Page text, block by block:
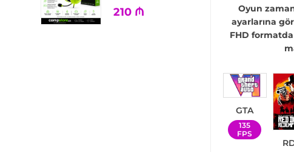
210 ₼ Oyun
ayarlarına
FHD
GTA
135
FPS